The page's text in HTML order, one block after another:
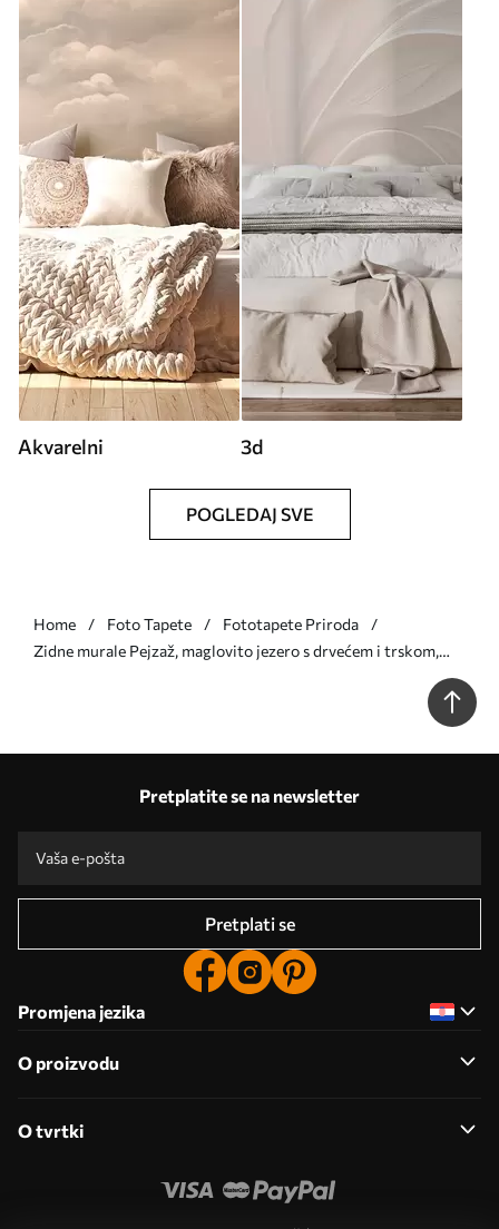
Akvarelni 3d
POGLEDAJ SVE
Home Foto Tapete
Fototapete Priroda
Zidne murale Pejzaž, maglovito jezero s drvećem i trskom,
Pretplatite se na newsletter
Pretplati se
Promjena jezika
O proizvodu
O tvrtki